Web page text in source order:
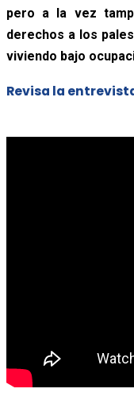
pero a la vez
derechos a los
viviendo bajo
Revisa la